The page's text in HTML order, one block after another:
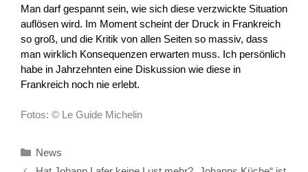
Man darf gespannt sein, wie sich diese verzwickte Situation
auflösen wird. Im Moment scheint der Druck in Frankreich
so groß, und die Kritik von allen Seiten so massiv, dass
man wirklich Konsequenzen erwarten muss. Ich persönlich
habe in Jahrzehnten eine Diskussion wie diese in
Frankreich noch nie erlebt.
Fotos: © Le Guide Michelin
Kategorien
News